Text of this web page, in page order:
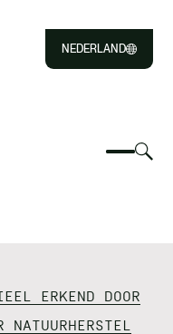
NEDERLAND
te
ERKEND DOOR